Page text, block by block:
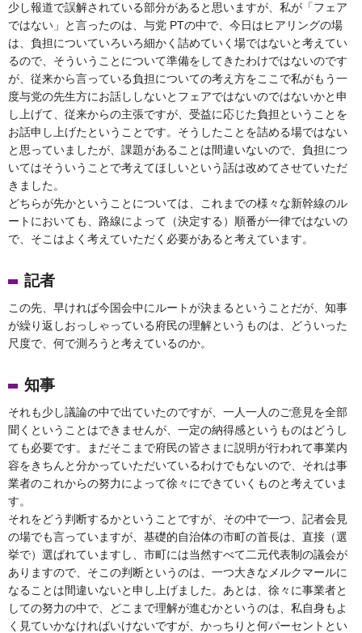
少し報道で誤解されている部分があると思いますが、私が「フェア
ではない」と言ったのは、与党 PTの中で、今日はヒアリングの場
は、負担についていろいろ細かく詰めていく場ではないと考えてい
るので、そういうことについて準備をしてきたわけではないのです
が、従来から言っている負担についての考え方をここで私がもう一
度与党の先生方にお話ししないとフェアではないのではないかと申
し上げて、従来からの主張ですが、受益に応じた負担ということを
お話申し上げたということです。そうしたことを詰める場ではない
と思っていましたが、課題があることは間違いないので、負担につ
いてはそういうことで考えてほしいという話は改めてさせていただ
きました。
どちらが先かということについては、これまでの様々な新幹線のル
ートにおいても、路線によって（決定する）順番が一律ではないの
で、そこはよく考えていただく必要があると考えています。
記者
この先、早ければ今国会中にルートが決まるということだが、知事
が繰り返しおっしゃっている府民の理解というものは、どういった
尺度で、何で測ろうと考えているのか。
知事
それも少し議論の中で出ていたのですが、一人一人のご意見を全部
聞くということはできませんが、一定の納得感というものはどうし
ても必要です。まだそこまで府民の皆さまに説明が行われて事業内
容をきちんと分かっていただいているわけでもないので、それは事
業者のこれからの努力によって徐々にできていくものと考えていま
す。
それをどう判断するかということですが、その中で一つ、記者会見
の場でも言っていますが、基礎的自治体の市町の首長は、直接（選
挙で）選ばれていますし、市町には当然すべて二元代表制の議会が
ありますので、そこの判断というのは、一つ大きなメルクマールに
なることは間違いないと申し上げました。あとは、徐々に事業者と
しての努力の中で、どこまで理解が進むかというのは、私自身もよ
く見ていかなければいけないですが、かっちりと何パーセントとい